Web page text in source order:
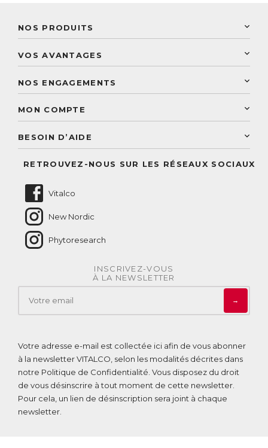
NOS PRODUITS
Laboratoire Landais
Découvrez le catalogue
VOS AVANTAGES
Paiement sécurisé
Conseils personnalisés
NOS ENGAGEMENTS
Conseil personnalisé
MON COMPTE
BESOIN D’AIDE
RETROUVEZ-NOUS SUR LES RÉSEAUX SOCIAUX
Vitalco
New Nordic
Phytoresearch
INSCRIVEZ-VOUS
À LA NEWSLETTER
→
Votre adresse e-mail est collectée ici afin de vous abonner
à la newsletter VITALCO, selon les modalités décrites dans
notre Politique de Confidentialité . Vous disposez du droit
de vous désinscrire à tout moment de cette newsletter.
Pour cela, un lien de désinscription sera joint à chaque
newsletter.